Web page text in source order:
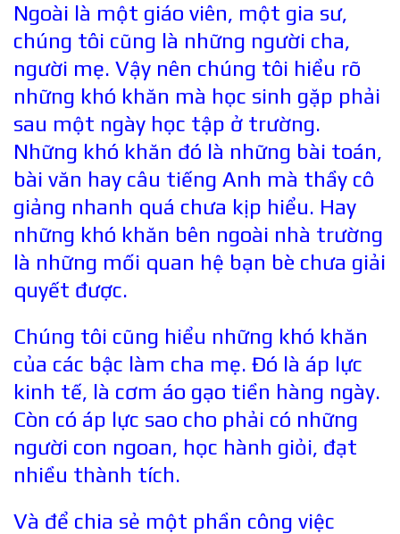
Ngoài là một giáo viên, một gia sư,
chúng tôi cũng là những người cha,
người mẹ. Vậy nên chúng tôi hiểu rõ
những khó khăn mà học sinh gặp phải
sau một ngày học tập ở trường.
Những khó khăn đó là những bài toán,
bài văn hay câu tiếng Anh mà thầy cô
giảng nhanh quá chưa kịp hiểu. Hay
những khó khăn bên ngoài nhà trường
là những mối quan hệ bạn bè chưa giải
quyết được.
Chúng tôi cũng hiểu những khó khăn
của các bậc làm cha mẹ. Đó là áp lực
kinh tế, là cơm áo gạo tiền hàng ngày.
Còn có áp lực sao cho phải có những
người con ngoan, học hành giỏi, đạt
nhiều thành tích.
Và để chia sẻ một phần công việc